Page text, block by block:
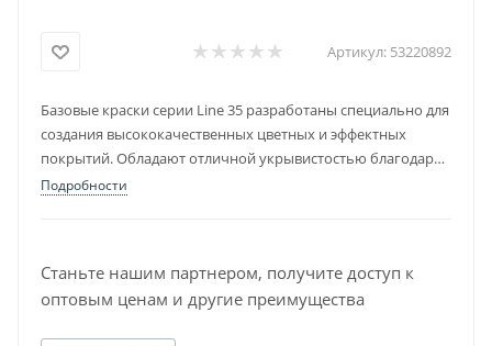
Артикул: 53220892
Базовые краски серии Line 35 разработаны специально для
создания высококачественных цветных и эффектных
покрытий. Обладают отличной укрывистостью благодаря
высокому содержанию нелетучих веществ.
Подробности
Станьте нашим партнером, получите доступ к
оптовым ценам и другие преимущества